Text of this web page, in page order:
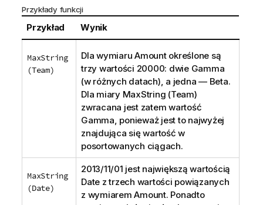
Przykłady funkcji
Przykład Wynik
MaxString
(Team)
Dla wymiaru Amountokreślone są
trzy wartości 20000: dwie Gamma
(w różnych datach), a jedna — Beta.
Dla miary MaxString (Team)
zwracana jest zatem wartość
Gamma, ponieważ jest to najwyżej
znajdująca się wartość w
posortowanych ciągach.
MaxString
(Date)
2013/11/01 jest największą wartością
Date z trzech wartości powiązanych
z wymiaremAmount. Ponadto